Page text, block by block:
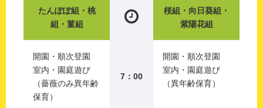
たんぽぽ組・桃
組・菫組
桜組・向日葵組・
紫陽花組
開園・順次登園
室内・園庭遊び
（薔薇のみ異年齢
保育）
7：00
開園・順次登園
室内・園庭遊び
（異年齢保育）